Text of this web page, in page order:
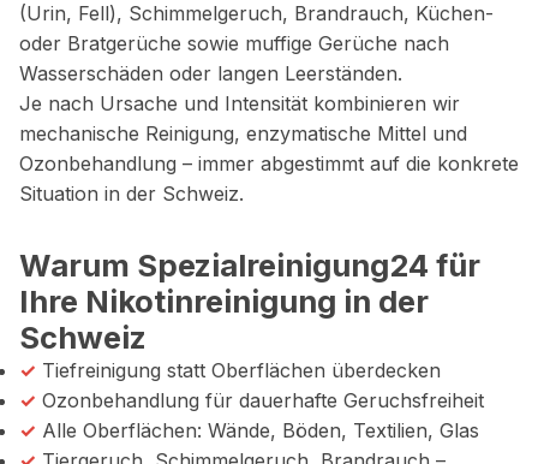
(Urin, Fell), Schimmelgeruch, Brandrauch, Küchen-
oder Bratgerüche sowie muffige Gerüche nach
Wasserschäden oder langen Leerständen.
Je nach Ursache und Intensität kombinieren wir
mechanische Reinigung, enzymatische Mittel und
Ozonbehandlung – immer abgestimmt auf die konkrete
Situation in der Schweiz.
Warum Spezialreinigung24 für
Ihre Nikotinreinigung in der
Schweiz
✓ Tiefreinigung statt Oberflächen überdecken
✓ Ozonbehandlung für dauerhafte Geruchsfreiheit
✓ Alle Oberflächen: Wände, Böden, Textilien, Glas